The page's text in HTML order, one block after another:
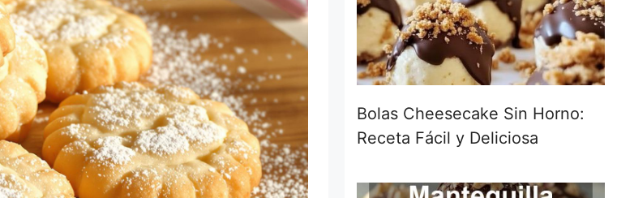
Bolas Cheesecake Sin Horno:
Receta Fácil y Deliciosa